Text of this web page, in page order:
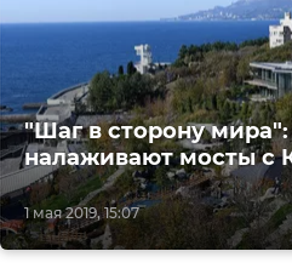
1 мая 2019, 15:07
"Шаг в сторону
налаживают мосты с